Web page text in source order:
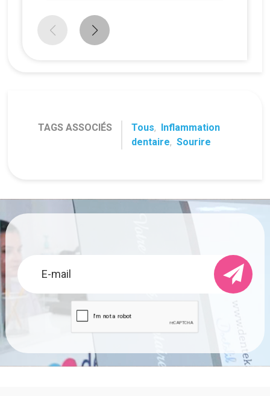
TAGS ASSOCIÉS Tous, Inflammation
dentaire, Sourire